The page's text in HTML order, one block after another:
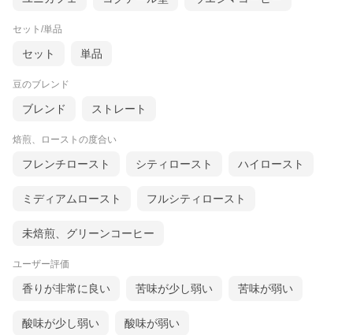
セット/単品
セット 単品
豆のブレンド
ブレンド ストレート
焙煎、ローストの度合い
フレンチロースト シティロースト ハイロースト
ミディアムロースト フルシティロースト
未焙煎、グリーンコーヒー
ユーザー評価
香りが非常に良い 苦味が少し弱い 苦味が弱い
酸味が少し弱い 酸味が弱い